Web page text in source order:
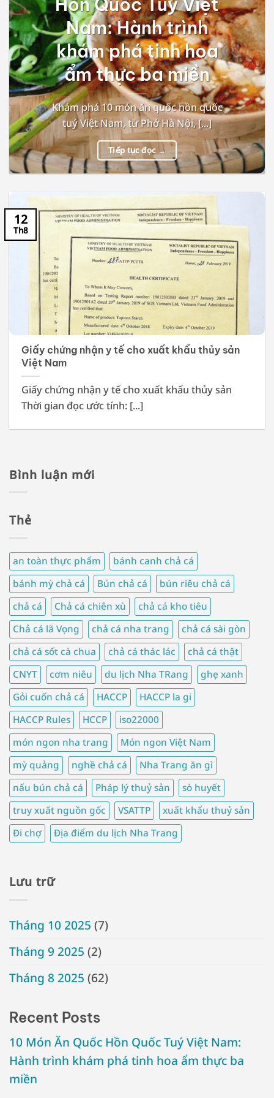
Hồn Quốc Tuý Việt
Nam: Hành trình
khám phá tinh hoa
ẩm thực ba miền
Khám phá 10 món ăn quốc hồn quốc
tuý Việt Nam, từ Phở Hà Nội, [...]
Tiếp tục đọc →
Giấy chứng nhận y tế cho xuất khẩu thủy sản
Việt Nam
Giấy chứng nhận y tế cho xuất khẩu thủy sản
Thời gian đọc ước tính: [...]
12
Th8
Bình luận mới
Thẻ
an toàn thực phẩm
bánh canh chả cá
bánh mỳ chả cá
Bún chả cá
bún riêu chả cá
chả cá
Chả cá chiên xù
chả cá kho tiêu
Chả cá lã Vọng
chả cá nha trang
chả cá sài gòn
chả cá sốt cà chua
chả cá thác lác
chả cá thật
CNYT
cơm niêu du lịch Nha TRang
ghẹ xanh
Gỏi cuốn chả cá
HACCP
HACCP la gi
HACCP Rules
HCCP
iso22000
món ngon nha trang
Món ngon Việt Nam
mỳ quảng
nghề chả cá
Nha Trang ăn gì
nấu bún chả cá
Pháp lý thuỷ sản
sò huyết
truy xuất nguồn gốc
VSATTP
xuất khẩu thuỷ sản
Đi chợ
Địa điểm du lịch Nha Trang
Lưu trữ
Tháng 10 2025 (7)
Tháng 9 2025 (2)
Tháng 8 2025 (62)
Recent Posts
10 Món Ăn Quốc Hồn Quốc Tuý Việt Nam:
Hành trình khám phá tinh hoa ẩm thực ba
miền